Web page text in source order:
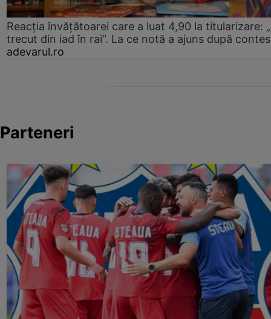
Reacția învățătoarei care a luat 4,90 la titularizare:
trecut din iad în rai”. La ce notă a ajuns după
adevarul.ro
Parteneri